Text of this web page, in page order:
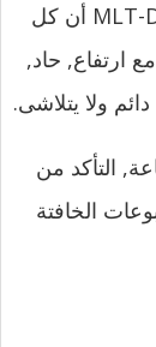
يضمن خرطوشة الحبر المتوافقة مع MLT-D111S أن كل
ارتفاع, حاد,
ولا يتلاشى.
التأكد من
الخافتة